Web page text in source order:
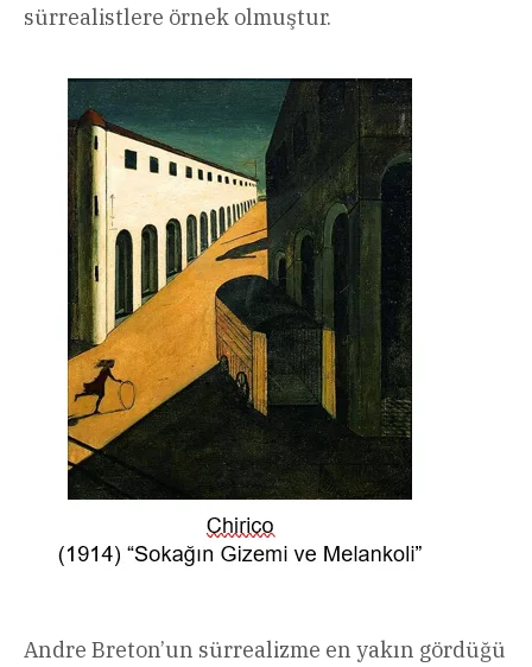
sürrealistlere örnek olmuştur.
Andre Breton’un sürrealizme en yakın gördüğü